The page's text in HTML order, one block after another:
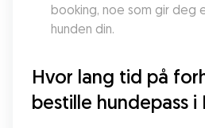
booking, noe som gir deg
hunden din.
Hvor lang tid på
bestille hundepass i